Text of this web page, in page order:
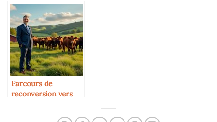
créer une offre
hybride
Parcours de
reconversion vers